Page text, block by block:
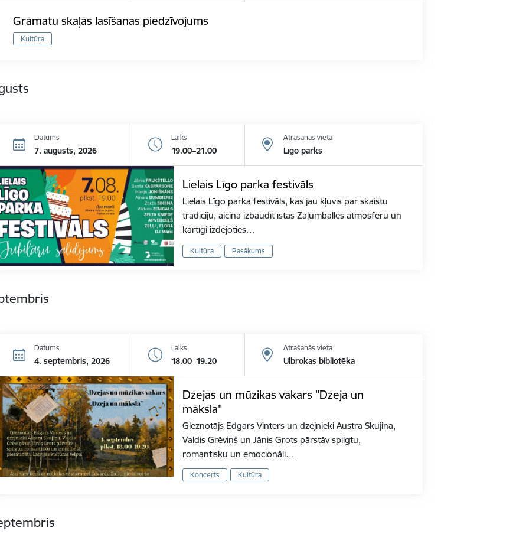
Grāmatu skaļās lasīšanas piedzīvojums
Kultūra
Datums
7. augusts, 2026
Laiks
19.00–21.00
Atrašanās vieta
Līgo parks
Lielais Līgo parka festivāls
Lielais Līgo parka festivāls, kas jau kļuvis par skaistu
tradīciju, aicina izbaudīt īstas Zaļumballes atmosfēru un
kārtīgi izdejoties…
Kultūra Pasākums
Datums
4. septembris, 2026
Laiks
18.00–19.20
Atrašanās vieta
Ulbrokas bibliotēka
Dzejas un mūzikas vakars "Dzeja un
māksla"
Gleznotājs Edgars Vinters un dzejnieki Austra Skujiņa,
Valdis Grēviņš un Jānis Grots pārstāv spilgtu,
romantisku un emocionāli…
Koncerts Kultūra